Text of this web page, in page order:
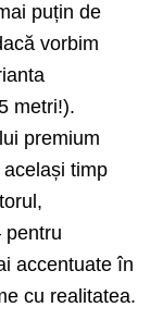
puțin de
vorbim
metri!).
premium
timp
pentru
accentuate în
cu realitatea.